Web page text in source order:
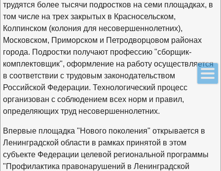
трудятся более тысячи подростков на семи площадках, в
том числе на трех закрытых в Красносельском,
Колпинском (колония для несовершеннолетних),
Московском, Приморском и Петродворцовом районах
города. Подростки получают профессию "сборщик-
комплектовщик", оформление на работу осуществляется
в соответствии с трудовым законодательством
Российской Федерации. Технологический процесс
организован с соблюдением всех норм и правил,
определяющих труд несовершеннолетних.
Впервые площадка "Нового поколения" открывается в
Ленинградской области в рамках принятой в этом
субъекте Федерации целевой региональной программы
"Профилактика правонарушений в Ленинградской